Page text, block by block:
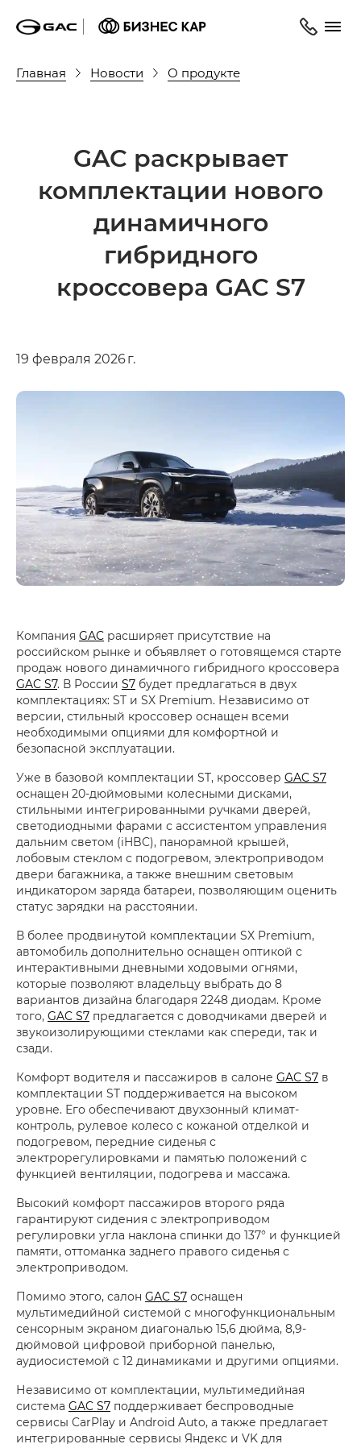
Главная Новости О продукте
GAC раскрывает
комплектации нового
динамичного
гибридного
кроссовера GAC S7
19 февраля 2026 г.
Компания GAC расширяет присутствие на
российском рынке и объявляет о готовящемся старте
продаж нового динамичного гибридного кроссовера
GAC S7. В России S7 будет предлагаться в двух
комплектациях: ST и SX Premium. Независимо от
версии, стильный кроссовер оснащен всеми
необходимыми опциями для комфортной и
безопасной эксплуатации.
Уже в базовой комплектации ST, кроссовер GAC S7
оснащен 20-дюймовыми колесными дисками,
стильными интегрированными ручками дверей,
светодиодными фарами с ассистентом управления
дальним светом (iHBC), панорамной крышей,
лобовым стеклом с подогревом, электроприводом
двери багажника, а также внешним световым
индикатором заряда батареи, позволяющим оценить
статус зарядки на расстоянии.
В более продвинутой комплектации SX Premium,
автомобиль дополнительно оснащен оптикой с
интерактивными дневными ходовыми огнями,
которые позволяют владельцу выбрать до 8
вариантов дизайна благодаря 2248 диодам. Кроме
того, GAC S7 предлагается с доводчиками дверей и
звукоизолирующими стеклами как спереди, так и
сзади.
Комфорт водителя и пассажиров в салоне GAC S7 в
комплектации ST поддерживается на высоком
уровне. Его обеспечивают двухзонный климат-
контроль, рулевое колесо с кожаной отделкой и
подогревом, передние сиденья с
электрорегулировками и памятью положений с
функцией вентиляции, подогрева и массажа.
Высокий комфорт пассажиров второго ряда
гарантируют сидения с электроприводом
регулировки угла наклона спинки до 137° и функцией
памяти, оттоманка заднего правого сиденья с
электроприводом.
Помимо этого, салон GAC S7 оснащен
мультимедийной системой с многофункциональным
сенсорным экраном диагональю 15,6 дюйма, 8,9-
дюймовой цифровой приборной панелью,
аудиосистемой с 12 динамиками и другими опциями.
Независимо от комплектации, мультимедийная
система GAC S7 поддерживает беспроводные
сервисы CarPlay и Android Auto, а также предлагает
интегрированные сервисы Яндекс и VK для